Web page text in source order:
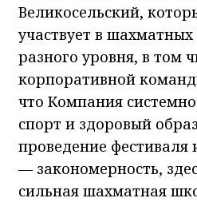
Великосельский,
участвует в
разного уровня, в том
корпоративной
что Компания
спорт и здоровый
проведение
— закономерность,
сильная шахматная